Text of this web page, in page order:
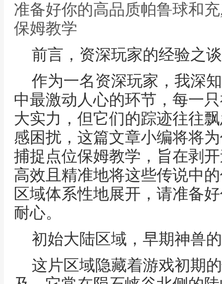
准备好你的高品质帕鲁球和
保姆教学
前言，资深玩家的经验之谈
作为一名资深玩家，我深
中最激动人心的环节，每一
大实力，但它们的踪迹往往
感困扰，这篇文章小编将将
捕捉点位保姆教学，旨在剥
高效且精准地将这些传说中
区域体系性地展开，请准备
耐心。
初始大陆区域，早期神兽
这片区域隐藏着游戏初期